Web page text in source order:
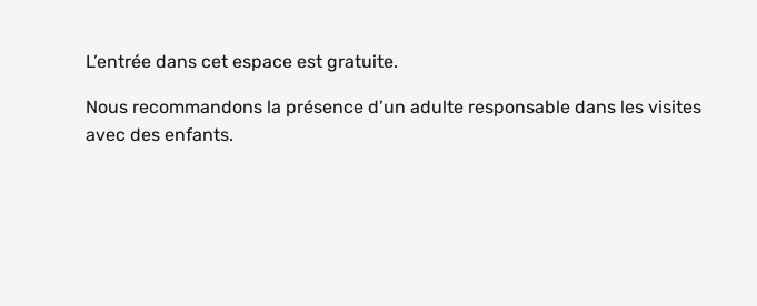
L’entrée dans cet espace est gratuite.
Nous recommandons la présence d’un adulte responsable dans les visites
avec des enfants.